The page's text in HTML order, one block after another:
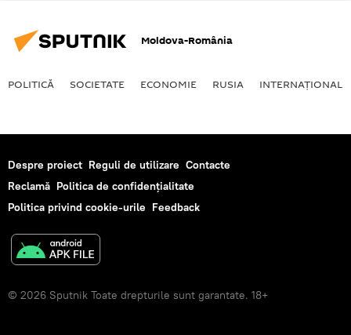
Moldova-România
POLITICĂ SOCIETATE ECONOMIE RUSIA INTERNAŢIONAL
Despre proiect Reguli de utilizare Contacte
Reclamă Politica de confidențialitate
Politica privind cookie-urile Feedback
© 2026 Sputnik Toate drepturile sunt garantate. 18+